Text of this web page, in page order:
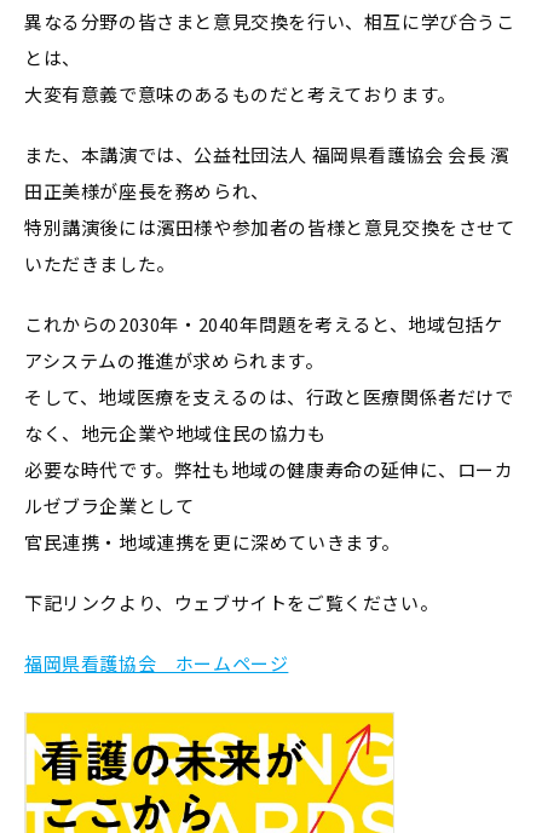
異なる分野の皆さまと意見交換を行い、相互に学び合うこ
とは、
大変有意義で意味のあるものだと考えております。
また、本講演では、公益社団法人 福岡県看護協会 会長 濱
田正美様が座長を務められ、
特別講演後には濱田様や参加者の皆様と意見交換をさせて
いただきました。
これからの2030年・2040年問題を考えると、地域包括ケ
アシステムの推進が求められます。
そして、地域医療を支えるのは、行政と医療関係者だけで
なく、地元企業や地域住民の協力も
必要な時代です。弊社も地域の健康寿命の延伸に、ローカ
ルゼブラ企業として
官民連携・地域連携を更に深めていきます。
下記リンクより、ウェブサイトをご覧ください。
福岡県看護協会 ホームページ